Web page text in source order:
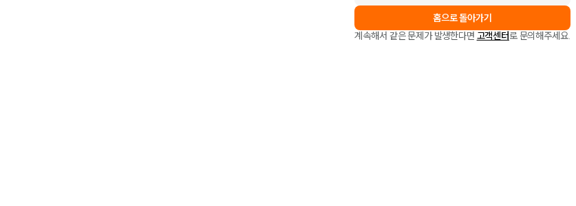
홈으로 돌아가기
계속해서 같은 문제가 발생한다면 고객센터로 문의해주세요.